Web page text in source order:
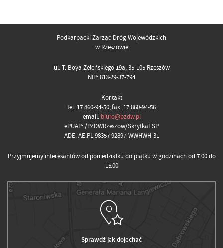
Podkarpacki Zarząd Dróg Wojewódzkich
w Rzeszowie
ul. T. Boya Żeleńskiego 19a, 35-105 Rzeszów
NIP: 813-29-37-794
Kontakt
tel. 17 860-94-50; fax. 17 860-94-56
email: biuro@pzdw.pl
ePUAP: /PZDWRzeszow/SkrytkaESP
ADE: AE:PL-98357-92897-WWHWH-31
Przyjmujemy interesantów od poniedziałku do piątku w godzinach od 7.00 do
15.00
Sprawdź jak dojechać